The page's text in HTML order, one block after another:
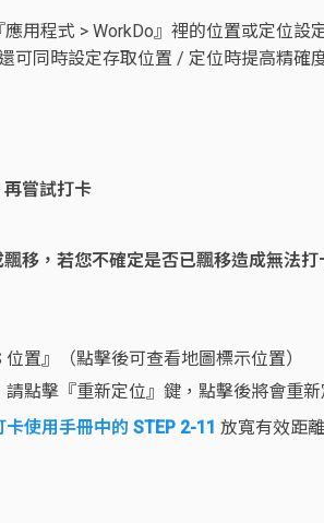
用程式 > WorkDo』裡的位置或定位設
可同時設定存取位置 / 定位時提高精確
嘗試打卡
移，若您不確定是否已飄移造成無法打
置』（點擊後可查看地圖標示位置）
點擊『重新定位』鍵，點擊後將會重新
卡使用手冊中的 STEP 2-11 放寬有效距離